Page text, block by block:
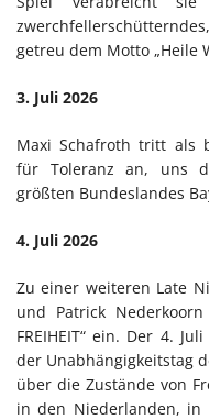
getreu dem Motto „Heile
3. Juli 2026
Maxi Schafroth tritt als
für Toleranz an, uns
größten Bundeslandes
4. Juli 2026
Zu einer weiteren Late
und Patrick
FREIHEIT“ ein. Der 4.
der Unabhängigkeitstag
über die Zustände von
in den Niederlanden, in